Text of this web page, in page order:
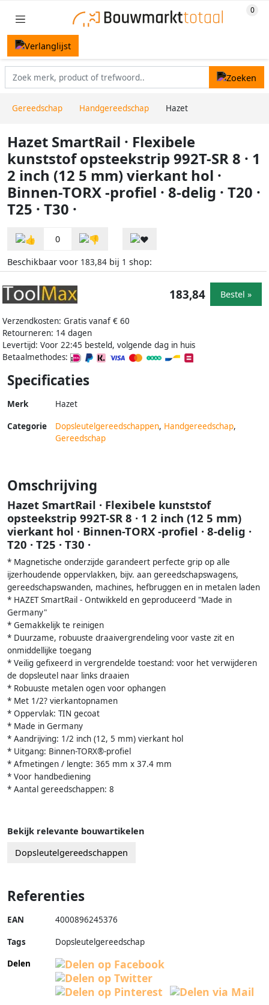
Gereedschap Handgereedschap Hazet
Hazet SmartRail · Flexibele
kunststof opsteekstrip 992T-SR 8 · 1
2 inch (12 5 mm) vierkant hol ·
Binnen-TORX -profiel · 8-delig · T20 ·
T25 · T30 ·
0
Beschikbaar voor 183,84 bij 1 shop:
Verzendkosten: Gratis vanaf € 60
Retourneren: 14 dagen
Levertijd: Voor 22:45 besteld, volgende dag in huis
Betaalmethodes:
183,84 Bestel »
Specificaties
Merk Hazet
Categorie Dopsleutelgereedschappen, Handgereedschap,
Gereedschap
Omschrijving
Hazet SmartRail · Flexibele kunststof
opsteekstrip 992T-SR 8 · 1 2 inch (12 5 mm)
vierkant hol · Binnen-TORX -profiel · 8-delig ·
T20 · T25 · T30 ·
* Magnetische onderzijde garandeert perfecte grip op alle
ijzerhoudende oppervlakken, bijv. aan gereedschapswagens,
gereedschapswanden, machines, hefbruggen en in metalen laden
* HAZET SmartRail - Ontwikkeld en geproduceerd "Made in
Germany"
* Gemakkelijk te reinigen
* Duurzame, robuuste draaivergrendeling voor vaste zit en
onmiddellijke toegang
* Veilig gefixeerd in vergrendelde toestand: voor het verwijderen
de dopsleutel naar links draaien
* Robuuste metalen ogen voor ophangen
* Met 1/2? vierkantopnamen
* Oppervlak: TIN gecoat
* Made in Germany
* Aandrijving: 1/2 inch (12, 5 mm) vierkant hol
* Uitgang: Binnen-TORX®-profiel
* Afmetingen / lengte: 365 mm x 37.4 mm
* Voor handbediening
* Aantal gereedschappen: 8
Bekijk relevante bouwartikelen
Dopsleutelgereedschappen
Referenties
EAN 4000896245376
Tags
Dopsleutelgereedschap
Delen